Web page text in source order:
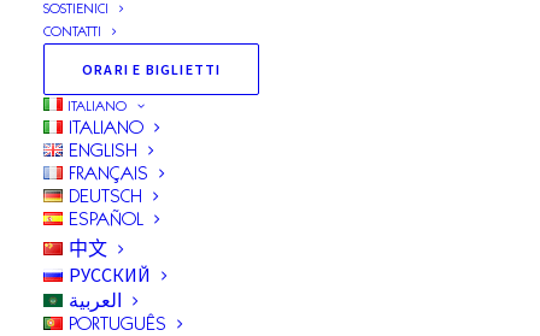
SOSTIENICI
CONTATTI
ORARI E BIGLIETTI
ITALIANO
ITALIANO
ENGLISH
FRANÇAIS
DEUTSCH
ESPAÑOL
中文
РУССКИЙ
العربية
PORTUGUÊS
LeVILLÆ partecipano al Convegno Internazionale di
Né spelunca o caverna è fra i sassi…
Ninfei antichi e moderni a Roma e nel Lazio.